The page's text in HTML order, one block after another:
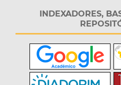
INDEXADORES,